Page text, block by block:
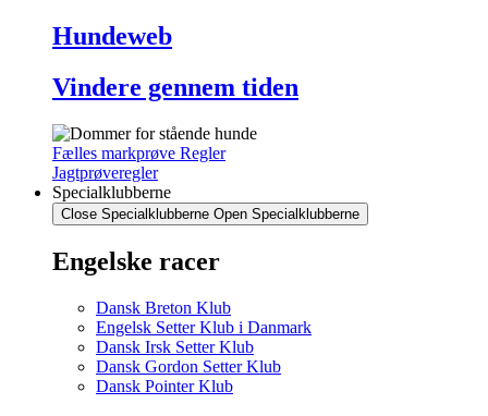
Hundeweb
Vindere gennem tiden
Fælles markprøve Regler
Jagtprøveregler
Specialklubberne
Close Specialklubberne Open Specialklubberne
Engelske racer
Dansk Breton Klub
Engelsk Setter Klub i Danmark
Dansk Irsk Setter Klub
Dansk Gordon Setter Klub
Dansk Pointer Klub